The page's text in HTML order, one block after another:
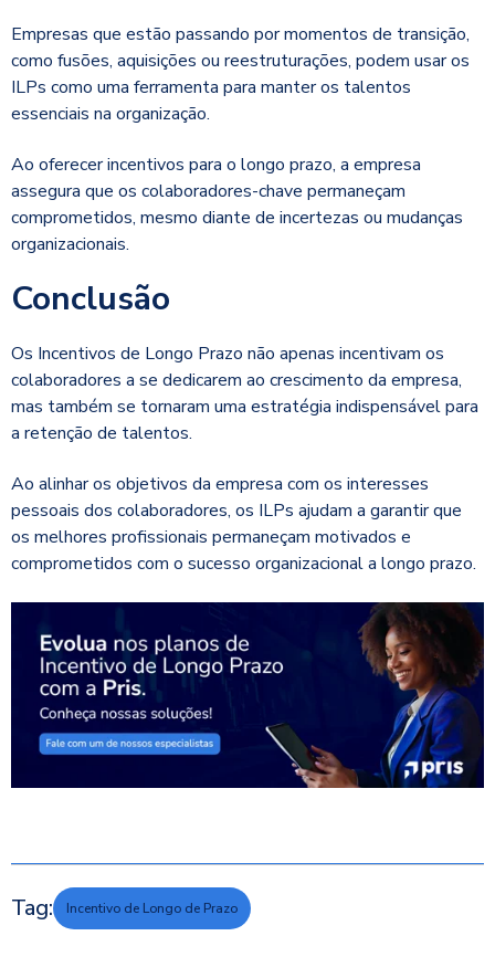
Empresas que estão passando por momentos de transição,
como fusões, aquisições ou reestruturações, podem usar os
ILPs como uma ferramenta para manter os talentos
essenciais na organização.
Ao oferecer incentivos para o longo prazo, a empresa
assegura que os colaboradores-chave permaneçam
comprometidos, mesmo diante de incertezas ou mudanças
organizacionais.
Conclusão
Os Incentivos de Longo Prazo não apenas incentivam os
colaboradores a se dedicarem ao crescimento da empresa,
mas também se tornaram uma estratégia indispensável para
a retenção de talentos.
Ao alinhar os objetivos da empresa com os interesses
pessoais dos colaboradores, os ILPs ajudam a garantir que
os melhores profissionais permaneçam motivados e
comprometidos com o sucesso organizacional a longo prazo.
Tag: Incentivo de Longo de Prazo